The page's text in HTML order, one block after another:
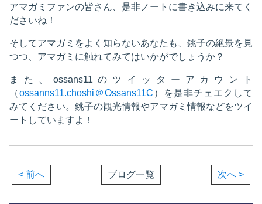
アマガミファンの皆さん、是非ノートに書き込みに来てく
ださいね！
そしてアマガミをよく知らないあなたも、銚子の絶景を見
つつ、アマガミに触れてみてはいかがでしょうか？
また、ossans11のツイッターアカウント
（ossanns11.choshi＠Ossans11C ）を是非チェエクして
みてください。銚子の観光情報やアマガミ情報などをツイ
ートしていますよ！
< 前へ ブログ一覧 次へ >